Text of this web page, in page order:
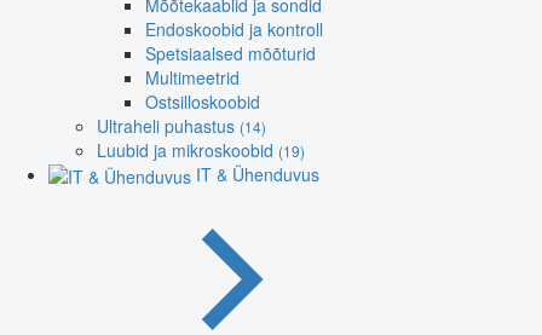
Endoskoobid ja kontroll
Spetsiaalsed mõõturid
Multimeetrid
Ostsilloskoobid
Ultraheli puhastus (14)
Luubid ja mikroskoobid (19)
IT & Ühenduvus